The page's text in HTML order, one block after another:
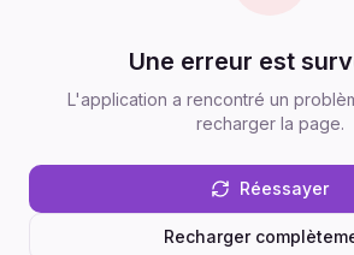
Une erreur est
L'application a rencontré un
recharger la page.
Réessayer
Recharger